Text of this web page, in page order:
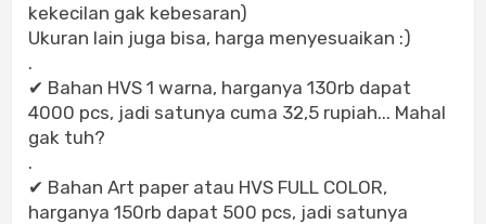
kekecilan gak kebesaran)
Ukuran lain juga bisa, harga menyesuaikan :)
.
✔ Bahan HVS 1 warna, harganya 130rb dapat
4000 pcs, jadi satunya cuma 32,5 rupiah... Mahal
gak tuh?
.
✔ Bahan Art paper atau HVS FULL COLOR,
harganya 150rb dapat 500 pcs, jadi satunya